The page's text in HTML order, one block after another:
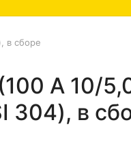
в сборе
А 10/
304), в